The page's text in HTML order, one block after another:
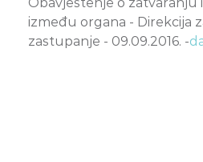
između organa - Direkcija
zastupanje - 09.09.2016. -